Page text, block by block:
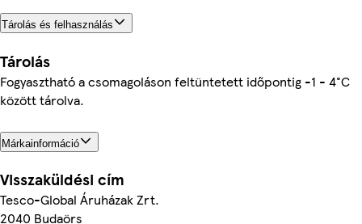
Tárolás és felhasználás
Tárolás
Fogyasztható a csomagoláson feltüntetett időpontig -1 - 4°C
között tárolva.
Márkainformáció
Visszaküldési cím
Tesco-Global Áruházak Zrt.
2040 Budaörs